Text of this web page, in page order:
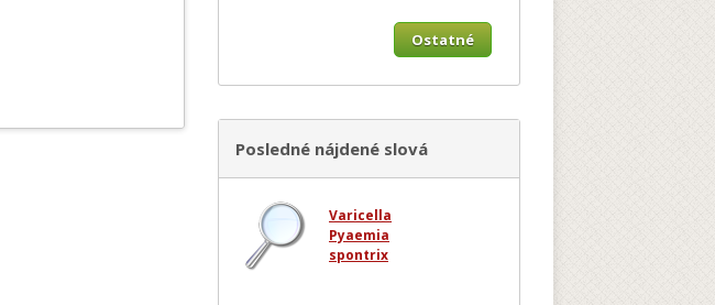
Ostatné
Posledné nájdené slová
Varicella
Pyaemia
spontrix